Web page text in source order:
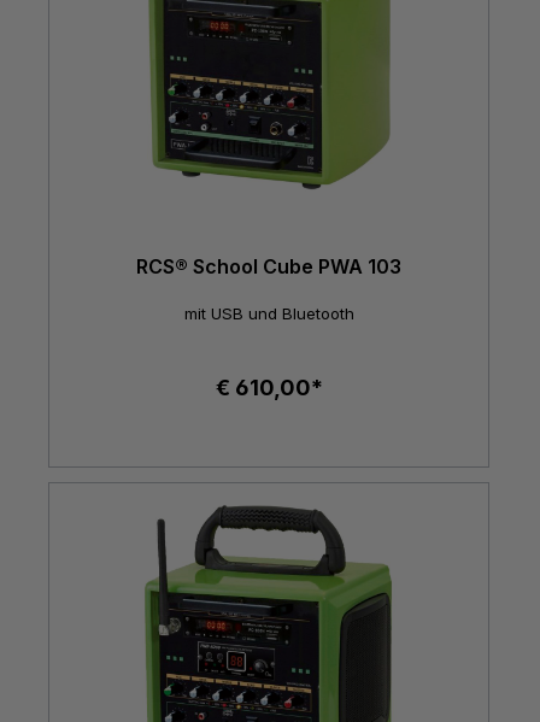
RCS® School Cube PWA 103
mit USB und Bluetooth
€ 610,00*